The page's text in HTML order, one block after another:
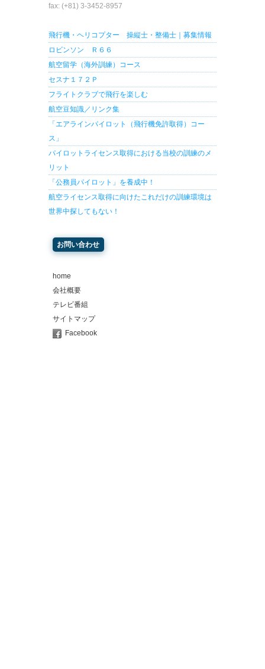
fax: (+81) 3-3452-8957
飛行機・ヘリコプター 操縦士・整備士｜募集情報
ロビンソン Ｒ６６
航空留学（海外訓練）コース
セスナ１７２Ｐ
フライトクラブで飛行を楽しむ
航空豆知識／リンク集
「エアラインパイロット（飛行機免許取得）コー
ス」
パイロットライセンス取得における当校の訓練のメ
リット
「公務員パイロット」を養成中！
航空ライセンス取得に向けたこれだけの訓練環境は
世界中探してもない！
お問い合わせ
home
会社概要
テレビ番組
サイトマップ
Facebook